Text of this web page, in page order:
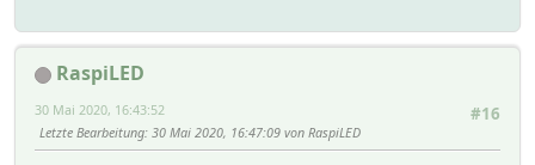
M:TSSTACKED ^\*
READINGS:
2020-05-29 23:45:45 ccconf freq:433.920MHz
2020-05-29 23:43:51 cmds A B C e F f G i K
2020-05-29 23:47:00 raw
RaspiLED
#16
30 Mai 2020, 16:43:52
Letzte Bearbeitung: 30 Mai 2020, 16:47:09 von RaspiLED